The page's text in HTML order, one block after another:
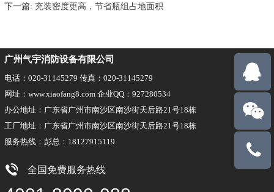
下一篇: 充装密度更高，节省瓶组占地面积
广州气宇消防设备有限公司
电话：020-31145279 传真：020-31145279
网址：www.xiaofang8.com 企业QQ：927280534
办公地址：广东省广州市南沙区南沙街天后路21号18栋
工厂地址：广东省广州市南沙区南沙街天后路21号18栋
服务热线：彭总：18127915119
全国免费服务热线